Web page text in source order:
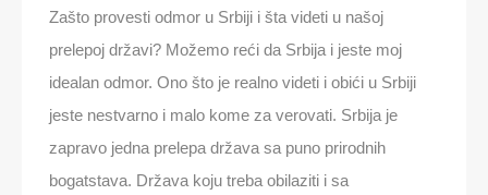
Zašto provesti odmor u Srbiji i šta videti u našoj
prelepoj državi? Možemo reći da Srbija i jeste moj
idealan odmor. Ono što je realno videti i obići u Srbiji
jeste nestvarno i malo kome za verovati. Srbija je
zapravo jedna prelepa država sa puno prirodnih
bogatstava. Država koju treba obilaziti i sa